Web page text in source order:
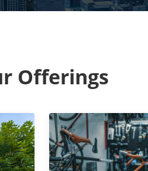
Offerings